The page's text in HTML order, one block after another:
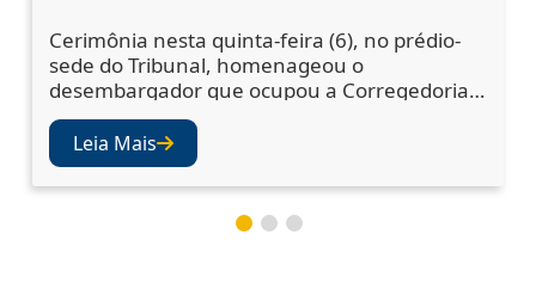
Cerimônia nesta quinta-feira (6), no prédio-
sede do Tribunal, homenageou o
desembargador que ocupou a Corregedoria
Regional no biênio 2023/2025 A cerimônia de
descerramento do retrato do desembargador
Marcelo Augusto Souto de Oliveira,
corregedor regional no biênio 2023/2025,
ocorreu nesta quinta-feira (6), no Salão Nobre
do TRT-1. A solenidade celebrou a inclusão da
Leia Mais